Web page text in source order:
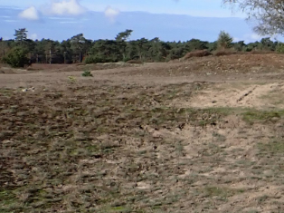
STALPRAET
GESCHIEDENIS
LINKS